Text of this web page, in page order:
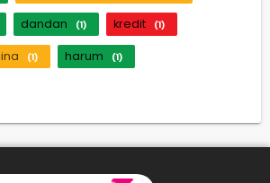
dandan (1) kredit (1)
(1) harum (1)